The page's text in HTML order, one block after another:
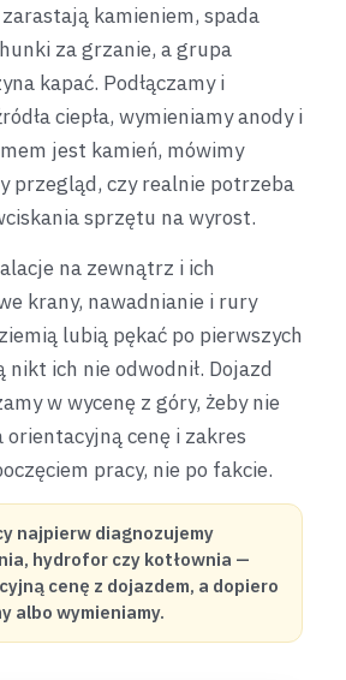
kamieniem, spada
za grzanie, a grupa
kapać. Podłączamy i
ciepła, wymieniamy anody i
jest kamień, mówimy
przegląd, czy realnie potrzeba
sprzętu na wyrost.
na zewnątrz i ich
krany, nawadnianie i rury
lubią pękać po pierwszych
nikt ich nie odwodnił. Dojazd
w wycenę z góry, żeby nie
orientacyjną cenę i zakres
pracy, nie po fakcie.
najpierw diagnozujemy
hydrofor czy kotłownia —
cenę z dojazdem, a dopiero
albo wymieniamy.